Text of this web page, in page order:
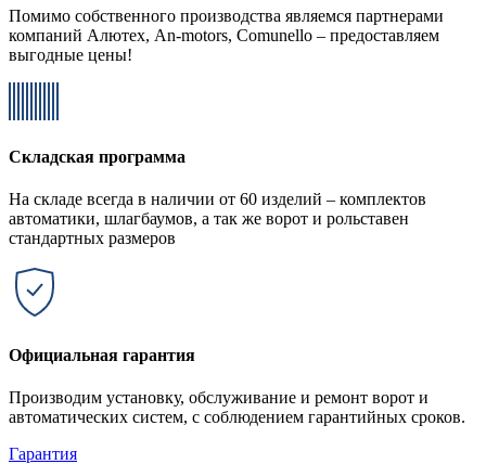
Помимо собственного производства являемся партнерами
компаний Алютех, An-motors, Comunello – предоставляем
выгодные цены!
Складская программа
На складе всегда в наличии от 60 изделий – комплектов
автоматики, шлагбаумов, а так же ворот и рольставен
стандартных размеров
Официальная гарантия
Производим установку, обслуживание и ремонт ворот и
автоматических систем, с соблюдением гарантийных сроков.
Гарантия